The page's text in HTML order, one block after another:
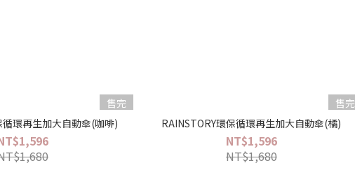
售完
循環再生加大自動傘(咖啡)
售完
RAINSTORY環保循環再生加大自動傘(橘)
NT$1,596
NT$1,680